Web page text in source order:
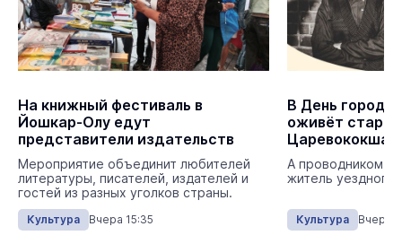
На книжный фестиваль в
Йошкар-Олу едут
представители издательств
Мероприятие объединит любителей
литературы, писателей, издателей и
гостей из разных уголков страны.
Культура Вчера 15:35
В День
оживёт
А проводником в
житель уездного
Культура Вчера